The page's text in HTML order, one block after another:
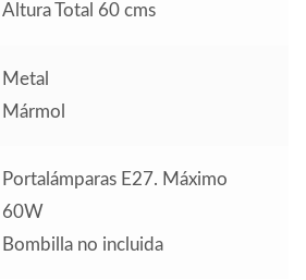
Altura Total 60 cms
Metal
Mármol
Portalámparas E27. Máximo
60W
Bombilla no incluida